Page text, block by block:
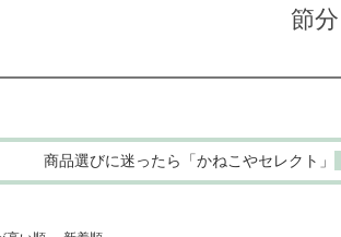
節分
商品選びに迷ったら「かねこやセレクト」